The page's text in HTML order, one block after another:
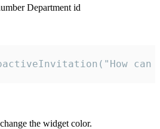
Department id
the widget color.